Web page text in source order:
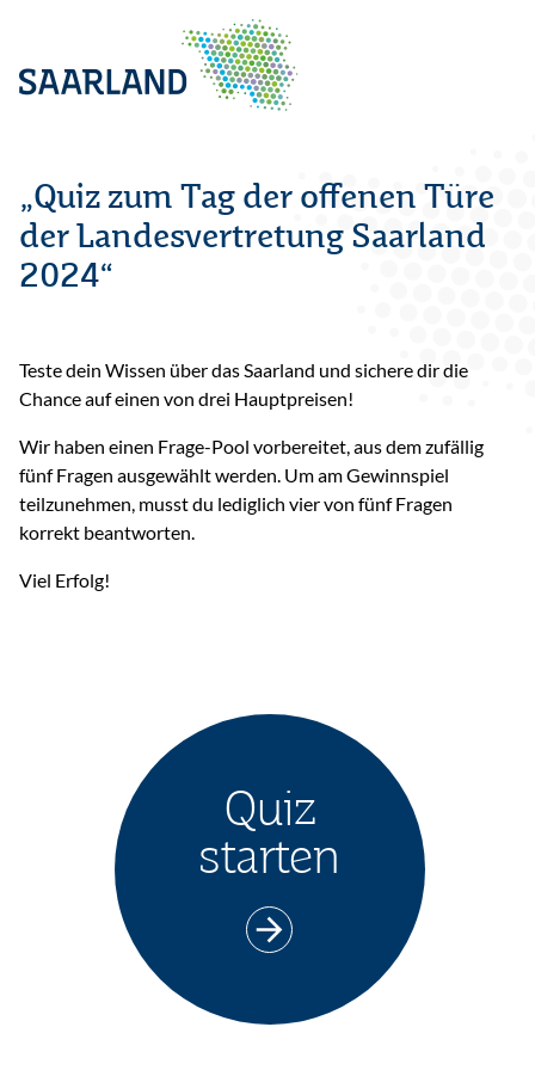
„Quiz zum Tag der offenen Türe
der Landesvertretung Saarland
2024“
Teste dein Wissen über das Saarland und sichere dir die
Chance auf einen von drei Hauptpreisen!
Wir haben einen Frage-Pool vorbereitet, aus dem zufällig
fünf Fragen ausgewählt werden. Um am Gewinnspiel
teilzunehmen, musst du lediglich vier von fünf Fragen
korrekt beantworten.
Viel Erfolg!
Quiz
starten